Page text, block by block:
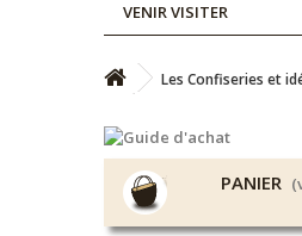
VENIR VISITER
Les Confiseries et
PANIER